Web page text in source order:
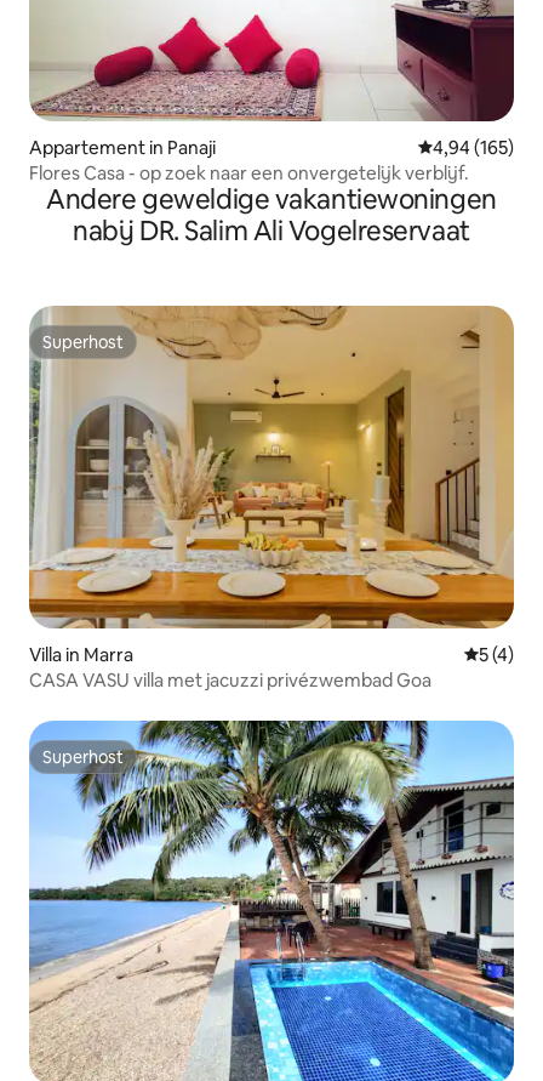
Appartement in Panaji Gemiddelde
4,94 (165)
Flores Casa - op zoek naar een onvergetelijk verblijf.
Andere geweldige vakantiewoningen
nabij DR. Salim Ali Vogelreservaat
Superhost
Superhost
Villa in Marra
5 (4)
CASA VASU villa met jacuzzi privézwembad Goa
Superhost
Superhost